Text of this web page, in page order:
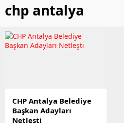
chp antalya
CHP Antalya Belediye
Başkan Adayları
Netleşti